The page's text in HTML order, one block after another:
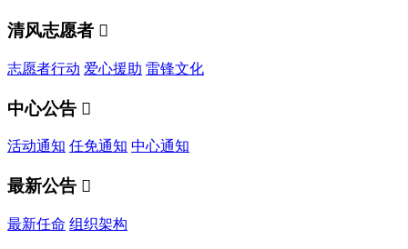
清风志愿者 
志愿者行动 爱心援助 雷锋文化
中心公告 
活动通知 任免通知 中心通知
最新公告 
最新任命 组织架构